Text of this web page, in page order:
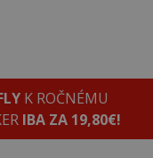
K ROČNÉMU
IBA ZA 19,80€!